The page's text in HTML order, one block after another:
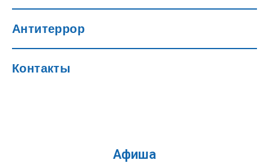
Антитеррор
Контакты
Афиша